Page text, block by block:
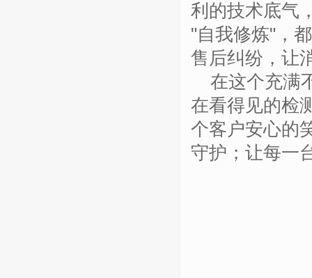
利的技术底气
"自我修炼" ，
售后纠纷，让
在这个充满
在看得见的检
个客户安心的
守护；让每一